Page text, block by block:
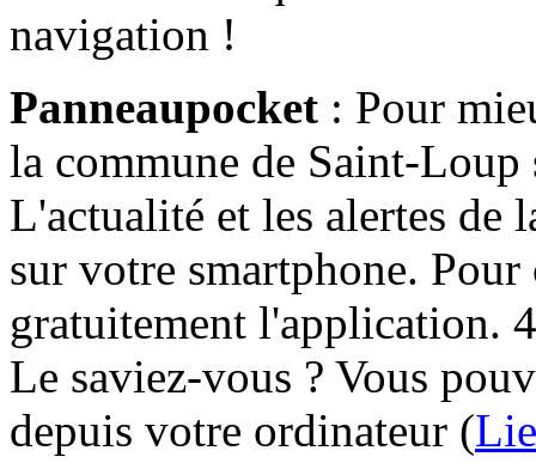
navigation !
Panneaupocket : Pour
la commune de Saint-Loup
L'actualité et les alertes de
sur votre smartphone.
gratuitement l'application.
Le saviez-vous ? Vous
depuis votre ordinateur (